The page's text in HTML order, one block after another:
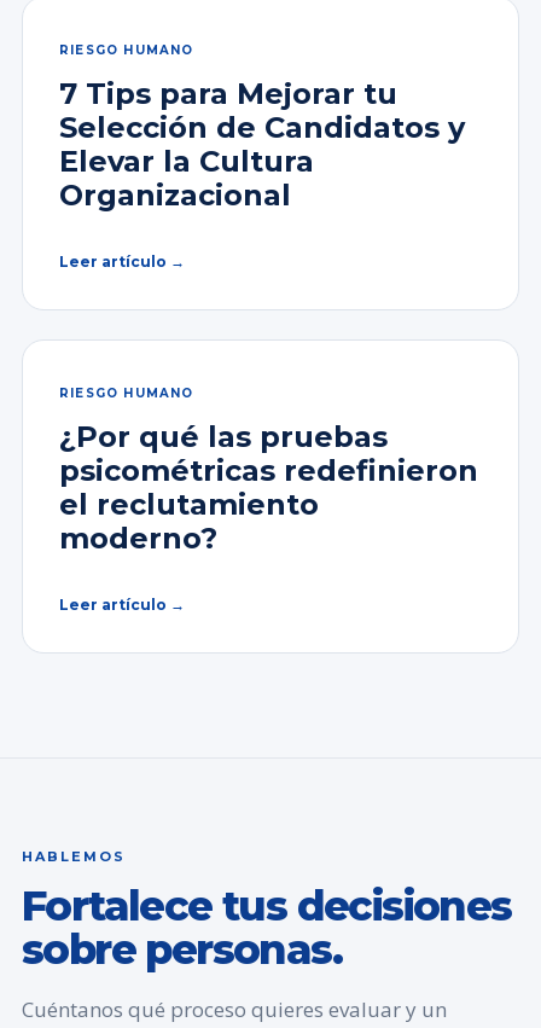
RIESGO HUMANO
7 Tips para Mejorar tu
Selección de Candidatos y
Elevar la Cultura
Organizacional
Leer artículo →
RIESGO HUMANO
¿Por qué las pruebas
psicométricas redefinieron
el reclutamiento
moderno?
Leer artículo →
HABLEMOS
Fortalece tus decisiones
sobre personas.
Cuéntanos qué proceso quieres evaluar y un